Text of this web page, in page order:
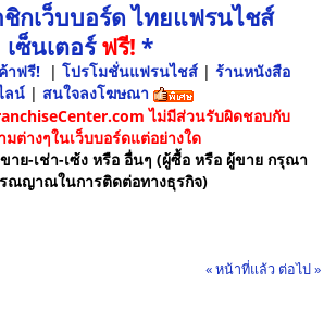
กเว็บบอร์ด ไทยแฟรนไชส์
เซ็นเตอร์ฟรี! *
าฟรี! | โปรโมชั่นแฟรนไชส์ | ร้านหนังสือ
ลน์ | สนใจลงโฆษณา
ไม่มีส่วนรับผิดชอบกับ
มต่างๆในเว็บบอร์ดแต่อย่างใด
าย-เช่า-เซ้ง หรือ อื่นๆ (ผู้ซื้อ หรือ ผู้ขาย กรุณา
ณญาณในการติดต่อทางธุรกิจ)
« หน้าที่แล้ว ต่อไป »